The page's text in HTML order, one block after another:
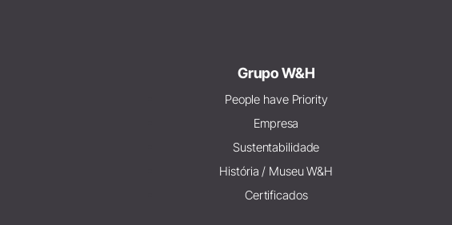
Grupo W&H
People have Priority
Empresa
Sustentabilidade
História / Museu W&H
Certificados